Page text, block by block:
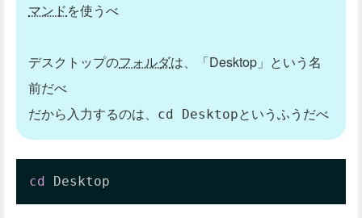
マンドを使うべ
デスクトップのフォルダは、「Desktop」という名
前だべ
だから入力するのは、
cd Desktopというふうだべ
cd Desktop